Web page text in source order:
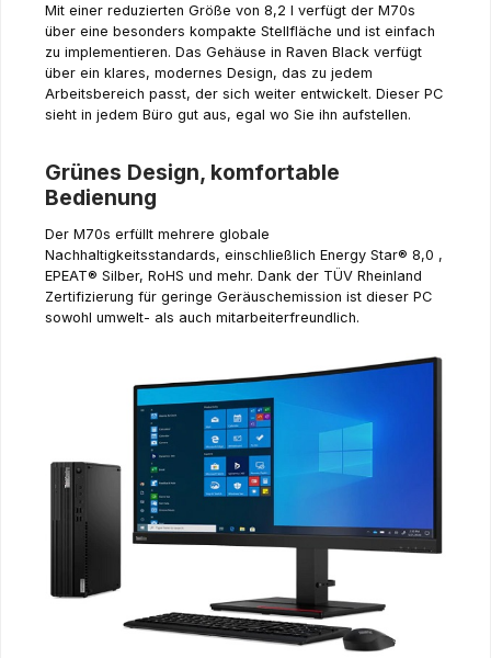
Mit einer reduzierten Größe von 8,2 l verfügt der M70s
über eine besonders kompakte Stellfläche und ist einfach
zu implementieren. Das Gehäuse in Raven Black verfügt
über ein klares, modernes Design, das zu jedem
Arbeitsbereich passt, der sich weiter entwickelt. Dieser PC
sieht in jedem Büro gut aus, egal wo Sie ihn aufstellen.
Grünes Design, komfortable
Bedienung
Der M70s erfüllt mehrere globale
Nachhaltigkeitsstandards, einschließlich Energy Star® 8,0 ,
EPEAT® Silber, RoHS und mehr. Dank der TÜV Rheinland
Zertifizierung für geringe Geräuschemission ist dieser PC
sowohl umwelt- als auch mitarbeiterfreundlich.